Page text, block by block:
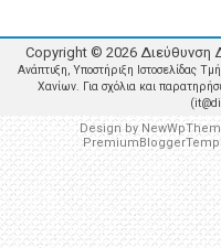
Copyright © 2026 Διεύθυνση
Ανάπτυξη, Υποστήριξη Ιστοσελίδας
Χανίων. Για σχόλια και
Design by